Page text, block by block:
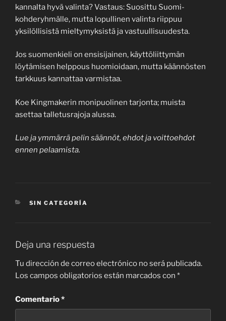
kannalta hyvä valinta? Vastaus: Suosittu Suomi-
kohderyhmälle, mutta lopullinen valinta riippuu
yksilöllisistä mieltymyksistä ja vastuullisuudesta.
Jos suomenkieli on ensisijainen, käyttöliittymän
löytämisen helppous huomioidaan, mutta käännösten
tarkkuus kannattaa varmistaa.
Koe Kingmakerin monipuolinen tarjonta; muista
asettaa talletusrajoja alussa.
Lue ja ymmärrä pelin säännöt, ehdot ja voittoehdot
ennen pelaamista.
CATEGORÍAS
SIN CATEGORÍA
Deja una respuesta
Tu dirección de correo electrónico no será publicada.
Los campos obligatorios están marcados con *
Comentario*